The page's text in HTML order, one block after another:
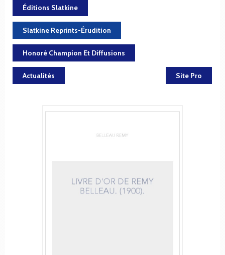
Éditions Slatkine
Slatkine Reprints-Érudition
Honoré Champion Et Diffusions
Actualités Site Pro